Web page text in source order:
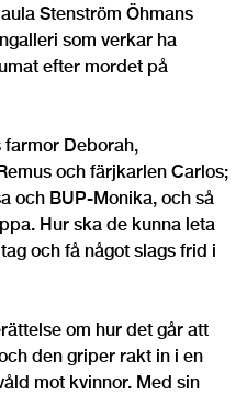
Stenström Öhmans
som verkar ha
efter mordet på
farmor Deborah,
och färjkarlen Carlos;
och BUP-Monika, och så
Hur ska de kunna leta
och få något slags frid i
om hur det går att
den griper rakt in i en
mot kvinnor. Med sin